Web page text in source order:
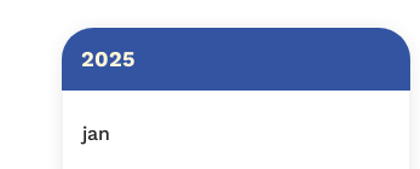
2025
jan